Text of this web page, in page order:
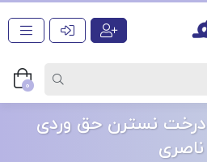
0
درخت نسترن حق وردی
ناصری